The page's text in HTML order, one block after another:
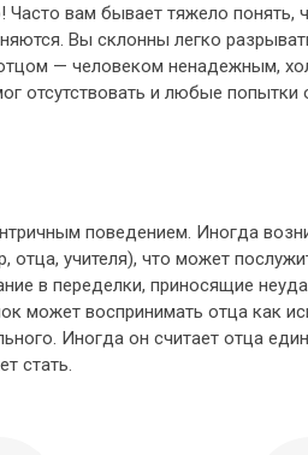
Часто вам бывает тяжело понять,
Вы склонны легко
— человеком ненадежным,
отсутствовать и любые попытки
поведением. Иногда
отца, учителя), что может
в переделки, приносящие
может воспринимать отца как
Иногда он считает отца
стать.